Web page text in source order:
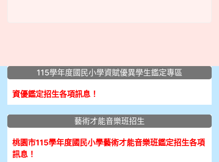
::: 115學年度國民小學資賦優異學生鑑定專區
資優鑑定招生各項訊息！
藝術才能音樂班招生
桃園市115學年度國民小學藝術才能音樂班鑑定招生各項
訊息！